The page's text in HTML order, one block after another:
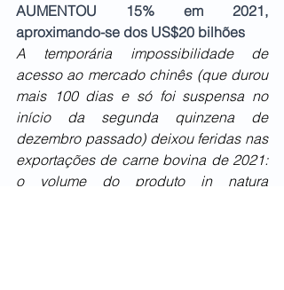
AUMENTOU 15% em 2021,
aproximando-se dos US$20 bilhões
A temporária impossibilidade de
acesso ao mercado chinês (que durou
mais 100 dias e só foi suspensa no
início da segunda quinzena de
dezembro passado) deixou feridas nas
exportações de carne bovina de 2021:
o volume do produto in natura